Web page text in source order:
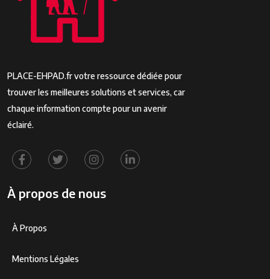
PLACE-EHPAD.fr votre ressource dédiée pour
trouver les meilleures solutions et services, car
chaque information compte pour un avenir
éclairé.
À propos de nous
À Propos
Mentions Légales